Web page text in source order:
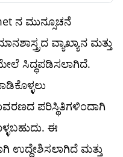
ನ ಮುನ್ಸೂಚನೆ
ವ್ಯಾಖ್ಯಾನ ಮತ್ತು
ಸಿದ್ಧಪಡಿಸಲಾಗಿದೆ.
ಪರಿಸ್ಥಿತಿಗಳಿಂದಾಗಿ
ಈ
ಉದ್ದೇಶಿಸಲಾಗಿದೆ ಮತ್ತು